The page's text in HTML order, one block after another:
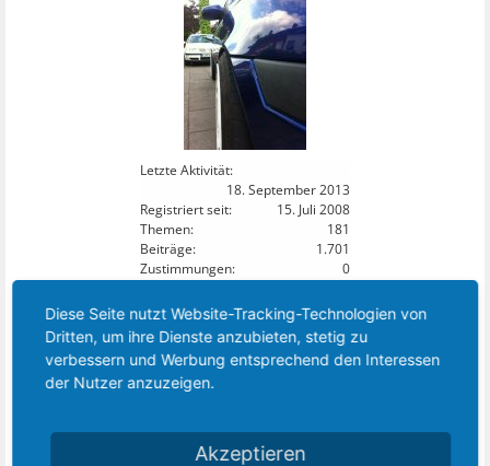
Letzte Aktivität:
18. September 2013
Registriert seit:
15. Juli 2008
Themen:
181
Beiträge:
1.701
Zustimmungen:
0
DIESES MITGLIED FOLGT: 41
Diese Seite nutzt Website-Tracking-Technologien von
Dritten, um ihre Dienste anzubieten, stetig zu
verbessern und Werbung entsprechend den Interessen
der Nutzer anzuzeigen.
Akzeptieren